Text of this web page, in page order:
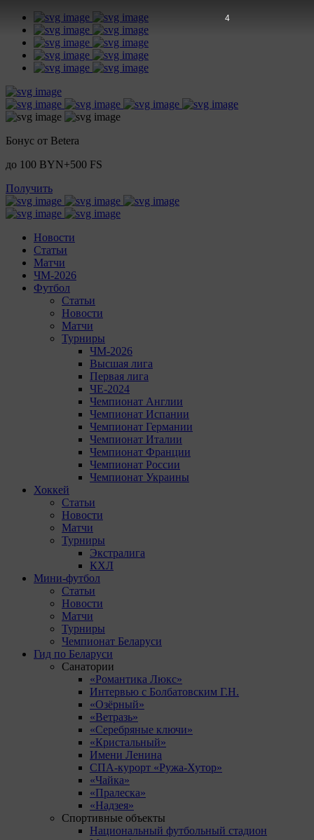
Бонус от Betera
до 100 BYN+500 FS
Получить
Новости
Статьи
Матчи
ЧМ-2026
Футбол
Статьи
Новости
Матчи
Турниры
ЧМ-2026
Высшая лига
Первая лига
ЧЕ-2024
Чемпионат Англии
Чемпионат Испании
Чемпионат Германии
Чемпионат Италии
Чемпионат Франции
Чемпионат России
Чемпионат Украины
Хоккей
Статьи
Новости
Матчи
Турниры
Экстралига
КХЛ
Мини-футбол
Статьи
Новости
Матчи
Турниры
Чемпионат Беларуси
Гид по Беларуси
Санатории
«Романтика Люкс»
Интервью с Болбатовским Г.Н.
«Озёрный»
«Ветразь»
«Серебряные ключи»
«Кристальный»
Имени Ленина
СПА-курорт «Ружа-Хутор»
«Чайка»
«Пралеска»
«Надзея»
Спортивные объекты
Национальный футбольный стадион
3